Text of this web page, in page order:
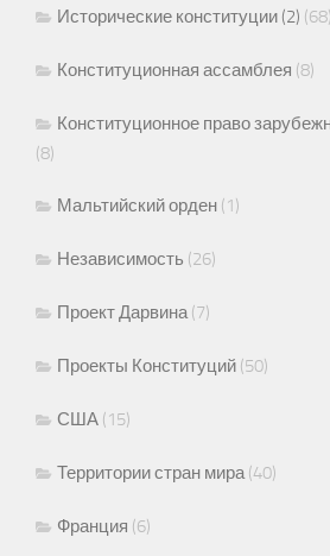
Исторические конституции (2) (68)
Конституционная ассамблея (8)
Конституционное право
(8)
Мальтийский орден (1)
Независимость (26)
Проект Дарвина(7)
Проекты Конституций (50)
США (15)
Территории стран мира(40)
Франция (6)